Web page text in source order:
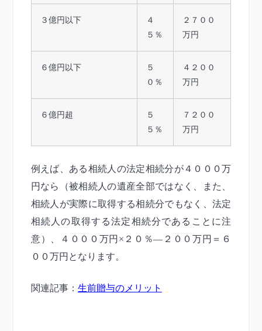
３億円以下
４
５％
２７００
万円
６億円以下
５
０％
４２００
万円
６億円超
５
５％
７２００
万円
例えば、ある相続人の法定相続分が４０００万
円なら（被相続人の遺産全部ではなく、また、
相続人が実際に取得する相続分でもなく、法定
相続人の取得する法定相続分であることに注
意）、４０００万円×２０％―２００万円＝６
００万円となります。
関連記事： 生前贈与のメリット